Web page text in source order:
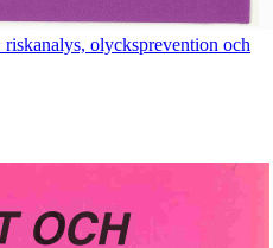
olycksprevention och